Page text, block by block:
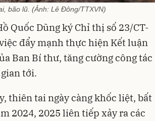
bão lũ. (Ảnh: Lê Đông/TTXVN)
Quốc Dũng ký Chỉ thị số 23/CT-
đẩy mạnh thực hiện Kết luận
Ban Bí thư, tăng cường công tác
tới.
thiên tai ngày càng khốc liệt, bất
2024, 2025 liên tiếp xảy ra các